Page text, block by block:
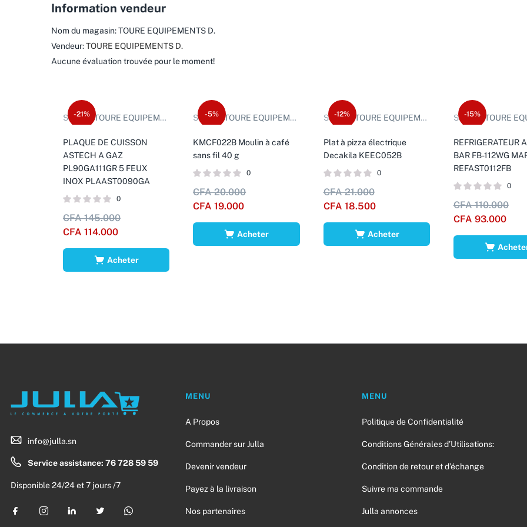
Information vendeur
Nom du magasin:TOURE EQUIPEMENTS D.
Vendeur:TOURE EQUIPEMENTS D.
Aucune évaluation trouvée pour le moment!
-21%
Sold by: TOURE EQUIPEMENTS D.
PLAQUE DE CUISSON
ASTECH A GAZ
PL90GA111GR 5 FEUX
INOX PLAAST0090GA
0
CFA145.000
CFA 114.000
Acheter
-5%
Sold by:TOURE EQUIPEMENTS D.
KMCF022B Moulin à café
sans fil 40 g
0
CFA20.000
CFA 19.000
Acheter
-12%
Sold by: TOURE EQUIPEMENTS D.
Plat à pizza électrique
Decakila KEEC052B
0
CFA21.000
CFA 18.500
Acheter
-15%
Sold by: TOURE
REFRIGERATEUR
BAR FB-112WG
REFAST0112FB
0
CFA110.000
CFA 93.000
info@julla.sn
Service assistance: 76 728 59 59
Disponible 24/24 et 7 jours /7
MENU
A Propos
Commander sur Julla
Devenir vendeur
Payez à la livraison
Nos partenaires
MENU
Politique de Confidentialité
Conditions Générales d’Utilisations:
Condition de retour et d’échange
Suivre ma commande
Julla annonces